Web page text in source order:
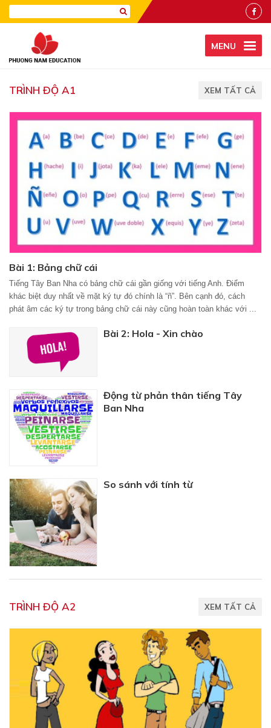
MENU
TRÌNH ĐỘ A1 XEM TẤT CẢ
Bài 1: Bảng chữ cái
Tiếng Tây Ban Nha có bảng chữ cái gần giống với tiếng Anh. Điểm
khác biệt duy nhất về mặt ký tự đó chính là “ñ”. Bên cạnh đó, cách
phát âm các ký tự trong bảng chữ cái này cũng hoàn toàn khác với ...
Bài 2: Hola - Xin chào
Động từ phản thân tiếng Tây
Ban Nha
So sánh với tính từ
TRÌNH ĐỘ A2 XEM TẤT CẢ